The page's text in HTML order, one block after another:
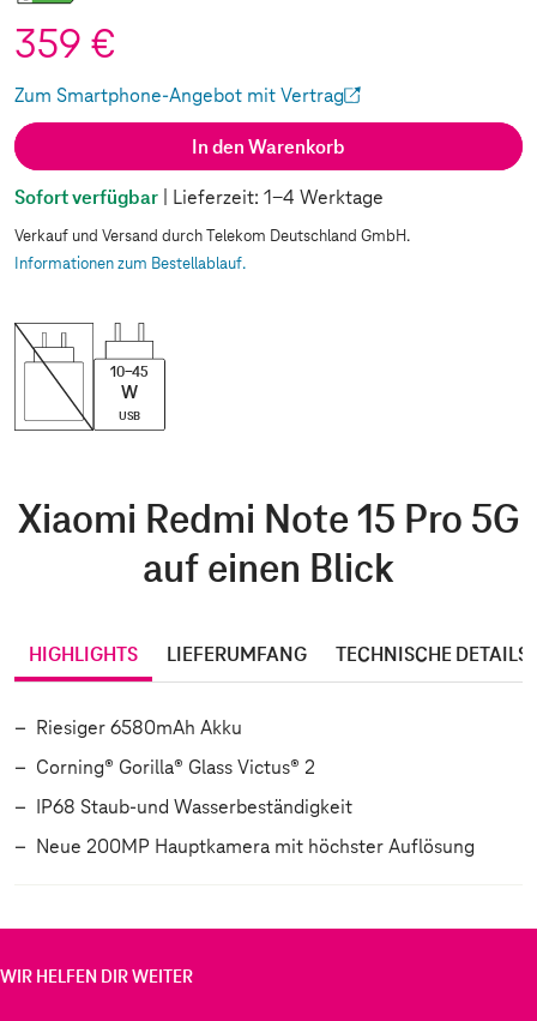
359 €
Zum Smartphone-Angebot mit Vertrag
(Wird in einem neuen Tab geöffnet)
In den Warenkorb
Sofort verfügbar | Lieferzeit: 1-4 Werktage
Verkauf und Versand durch Telekom Deutschland GmbH.
Informationen zum Bestellablauf.
W
USB
10-45
Xiaomi Redmi Note 15 Pro 5G
auf einen Blick
HIGHLIGHTS LIEFERUMFANG TECHNISCHE DETAILS
Riesiger 6580mAh Akku
Corning® Gorilla® Glass Victus® 2
IP68 Staub-und Wasserbeständigkeit
Neue 200MP Hauptkamera mit höchster Auflösung
WIR HELFEN DIR WEITER